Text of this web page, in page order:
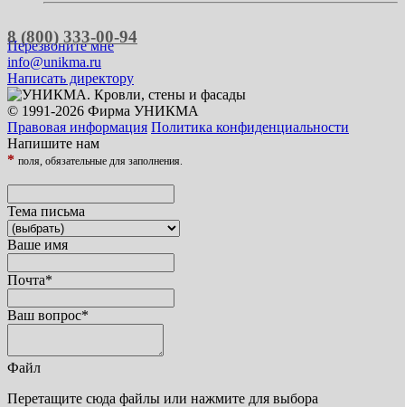
8 (800) 333-00-94
Перезвоните мне
info@unikma.ru
Написать директору
© 1991-2026 Фирма УНИКМА
Правовая информация Политика конфиденциальности
Напишите нам
* поля, обязательные для заполнения.
Тема письма
Ваше имя
Почта*
Ваш вопрос*
Файл
Перетащите сюда файлы или нажмите для выбора